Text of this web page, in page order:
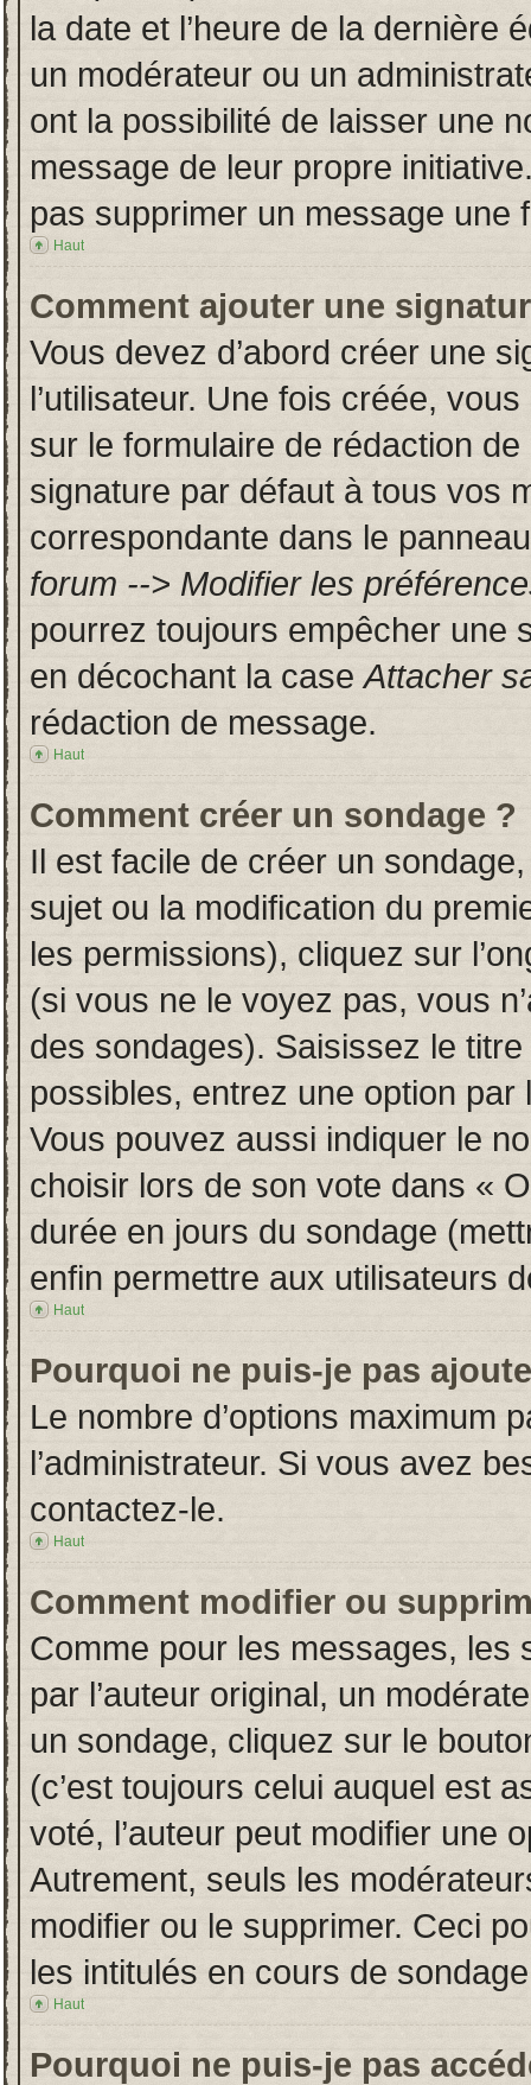
la date et l’heure de la dernière
un modérateur ou un
ont la possibilité de laisser une
message de leur propre
pas supprimer un message une
Haut
Comment ajouter une
Vous devez d’abord créer une
l’utilisateur. Une fois créée,
sur le formulaire de rédaction
signature par défaut à tous vos
correspondante dans le
forum --> Modifier les
pourrez toujours empêcher une
en décochant la caseAttacher
rédaction de message.
Haut
Comment créer un sondage ?
Il est facile de créer un
sujet ou la modification du
les permissions), cliquez sur
(si vous ne le voyez pas, vous
des sondages). Saisissez le
possibles, entrez une option
Vous pouvez aussi indiquer le
choisir lors de son vote dans «
durée en jours du sondage
enfin permettre aux utilisateurs
Haut
Pourquoi ne puis-je pas
Le nombre d’options maximum
l’administrateur. Si vous avez
contactez-le.
Haut
Comment modifier ou
Comme pour les messages, les
par l’auteur original, un
un sondage, cliquez sur le
(c’est toujours celui auquel est
voté, l’auteur peut modifier une
Autrement, seuls les
modifier ou le supprimer. Ceci
les intitulés en cours de
Haut
Pourquoi ne puis-je pas